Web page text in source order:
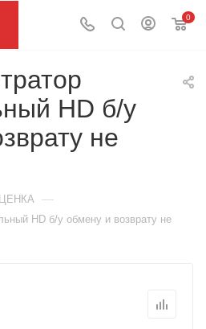
0
HD б/у
не
—
HD б/у обмену и возврату не